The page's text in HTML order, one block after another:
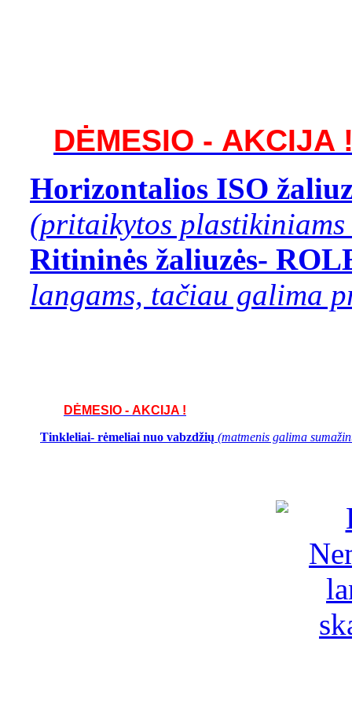
DĖMESIO - AKCIJA
Horizontalios ISO
(pritaikytos plastikiniams
Ritininės žaliuzės-
langams, tačiau galima
DĖMESIO - AKCIJA !
Tinkleliai- rėmeliai nuo vabzdžių (matmenis galima